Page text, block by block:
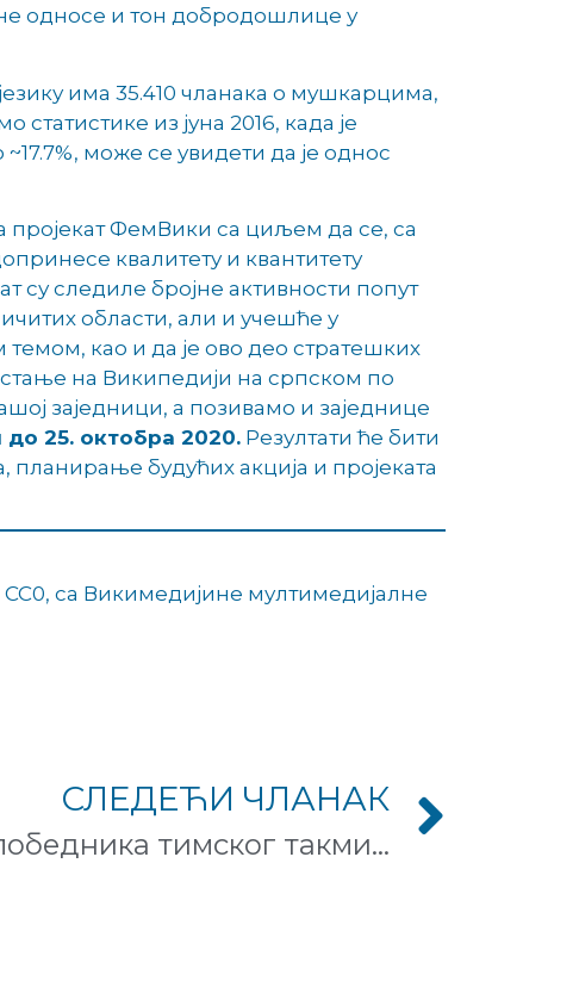
односе и тон добродошлице у
има 35.410 чланака о мушкарцима,
из јуна 2016, када је
може се увидети да је однос
пројекат ФемВики са циљем да се, са
квалитету и квантитету
су следиле бројне активности попут
области, али и учешће у
као и да је ово део стратешких
на Википедији на српском по
заједници, а позивамо и заједнице
до 25. октобра 2020. Резултати ће бити
будућих акција и пројеката
са Викимедијине мултимедијалне
СЛЕДЕЋИ ЧЛАНАК
Проглашење победника тимског такмичењу на Википедији